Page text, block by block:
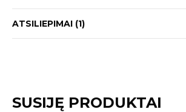
ATSILIEPIMAI (1)
SUSIJĘ PRODUKTAI